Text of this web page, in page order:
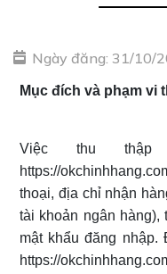
Ngày đăng: 31/10/
Mục đích và phạm vi
Việc thu
https://
thoại, địa chỉ nhận
tài khoản ngân hàng),
mật khẩu đăng nhập.
https://